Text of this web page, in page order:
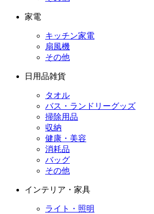
家電
キッチン家電
扇風機
その他
日用品雑貨
タオル
バス・ランドリーグッズ
掃除用品
収納
健康・美容
消耗品
バッグ
その他
インテリア・家具
ライト・照明